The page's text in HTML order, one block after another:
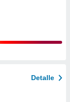
Detalle